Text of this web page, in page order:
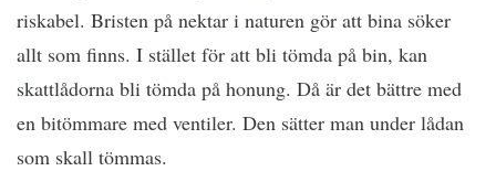
riskabel. Bristen på nektar i naturen gör att bina söker
allt som finns. I stället för att bli tömda på bin, kan
skattlådorna bli tömda på honung. Då är det bättre med
en bitömmare med ventiler. Den sätter man under lådan
som skall tömmas.